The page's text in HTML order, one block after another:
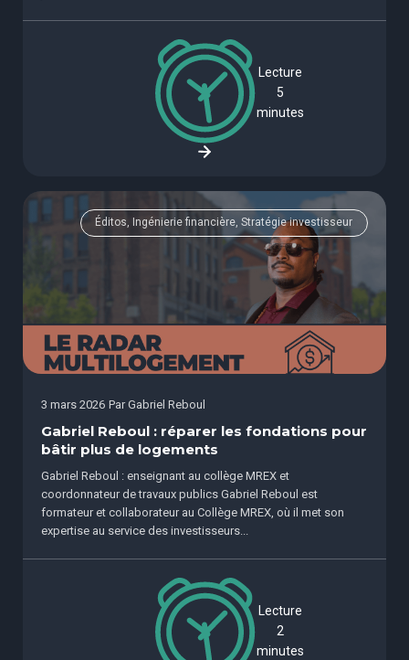
Lecture
5
minutes
Éditos, Ingénierie financière, Stratégie investisseur
3 mars 2026 Par Gabriel Reboul
Gabriel Reboul : réparer les fondations pour
bâtir plus de logements
Gabriel Reboul : enseignant au collège MREX et
coordonnateur de travaux publics Gabriel Reboul est
formateur et collaborateur au Collège MREX, où il met son
expertise au service des investisseurs...
Lecture
2
minutes